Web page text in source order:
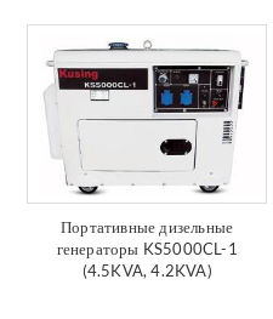
Портативные дизельные
генераторы KS5000CL-1
(4.5KVA, 4.2KVA)